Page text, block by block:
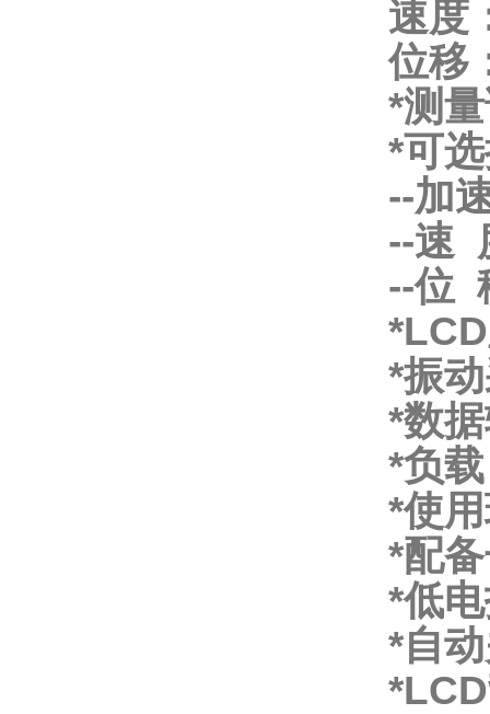
速度
位移
*测
*可
--加
--速
--位
*振
*数
*负
*使
*配
*低
*自